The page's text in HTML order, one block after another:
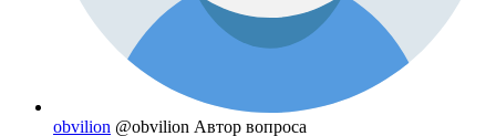
obvilion @obvilion Автор вопроса